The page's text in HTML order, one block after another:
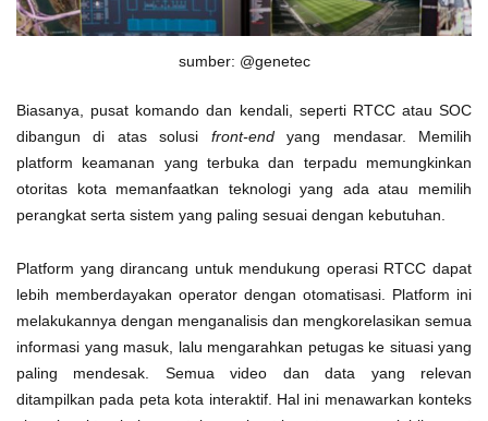
sumber: @genetec
Biasanya, pusat komando dan kendali, seperti RTCC atau SOC
dibangun di atas solusi front-endyang mendasar. Memilih
platform keamanan yang terbuka dan terpadu memungkinkan
otoritas kota memanfaatkan teknologi yang ada atau memilih
perangkat serta sistem yang paling sesuai dengan kebutuhan.
Platform yang dirancang untuk mendukung operasi RTCC dapat
lebih memberdayakan operator dengan otomatisasi. Platform ini
melakukannya dengan menganalisis dan mengkorelasikan semua
informasi yang masuk, lalu mengarahkan petugas ke situasi yang
paling mendesak. Semua video dan data yang relevan
ditampilkan pada peta kota interaktif. Hal ini menawarkan konteks